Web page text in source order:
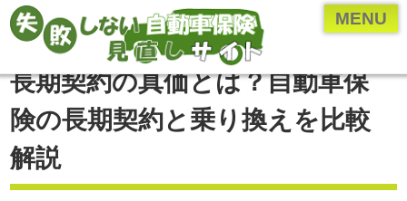
MENU
ページメニュー一覧
乗り換え(切り替え)・見直しについて
保険のプロ直伝、お得な情報やとっておきの情報
各保険会社・保険業界の研究
年齢・車種別の保険内容を検証
自動車保険の付随知識
長期契約の真価とは？自動車保
険の長期契約と乗り換えを比較
解説